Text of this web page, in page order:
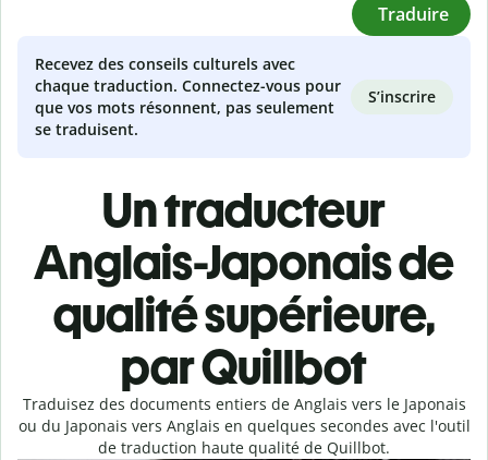
Traduire
Recevez des conseils culturels avec
chaque traduction. Connectez-vous pour
que vos mots résonnent, pas seulement
se traduisent.
S’inscrire
Un traducteur
Anglais-Japonais de
qualité supérieure,
par Quillbot
Traduisez des documents entiers de Anglais vers le Japonais
ou du Japonais vers Anglais en quelques secondes avec l'outil
de traduction haute qualité de Quillbot.